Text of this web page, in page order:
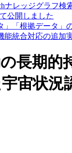
ナレッジグラフ検
公開しました
」「根拠データ」
能統合対応の追加
長期的
宙状況